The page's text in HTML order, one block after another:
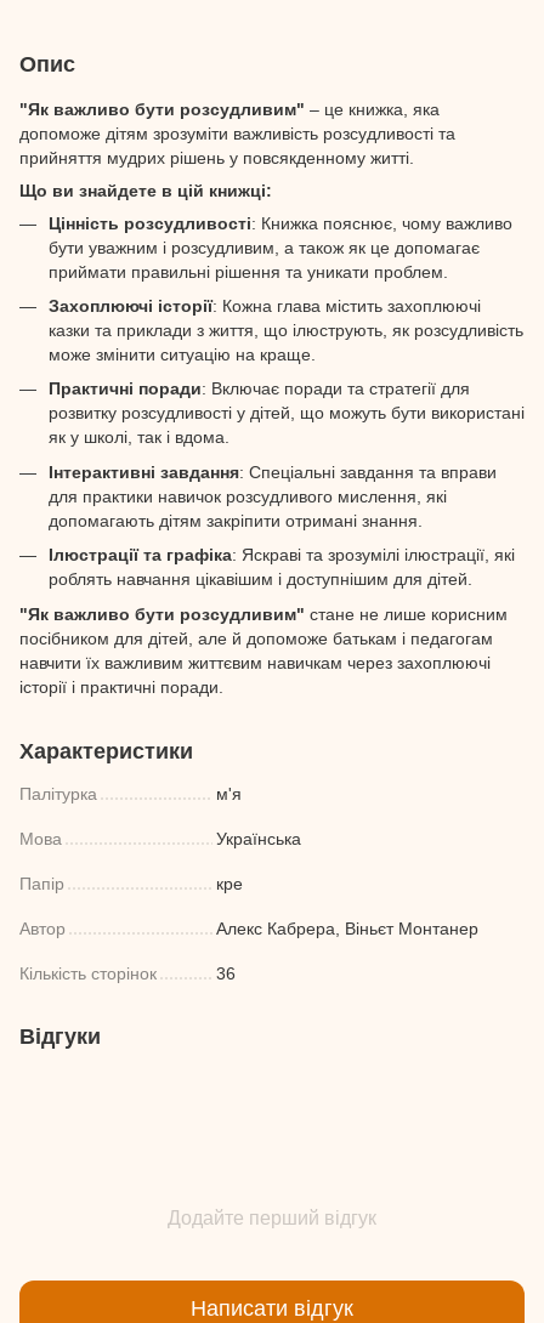
Опис
"Як важливо бути розсудливим" – це книжка, яка
допоможе дітям зрозуміти важливість розсудливості та
прийняття мудрих рішень у повсякденному житті.
Що ви знайдете в цій книжці:
Цінність розсудливості: Книжка пояснює, чому важливо
бути уважним і розсудливим, а також як це допомагає
приймати правильні рішення та уникати проблем.
Захоплюючі історії: Кожна глава містить захоплюючі
казки та приклади з життя, що ілюструють, як розсудливість
може змінити ситуацію на краще.
Практичні поради: Включає поради та стратегії для
розвитку розсудливості у дітей, що можуть бути використані
як у школі, так і вдома.
Інтерактивні завдання: Спеціальні завдання та вправи
для практики навичок розсудливого мислення, які
допомагають дітям закріпити отримані знання.
Ілюстрації та графіка: Яскраві та зрозумілі ілюстрації, які
роблять навчання цікавішим і доступнішим для дітей.
"Як важливо бути розсудливим" стане не лише корисним
посібником для дітей, але й допоможе батькам і педагогам
навчити їх важливим життєвим навичкам через захоплюючі
історії і практичні поради.
Характеристики
Палітурка м'я
Мова Українська
Папір кре
Автор Алекс Кабрера, Віньєт Монтанер
Кількість сторінок 36
Відгуки
Додайте перший відгук
Написати відгук